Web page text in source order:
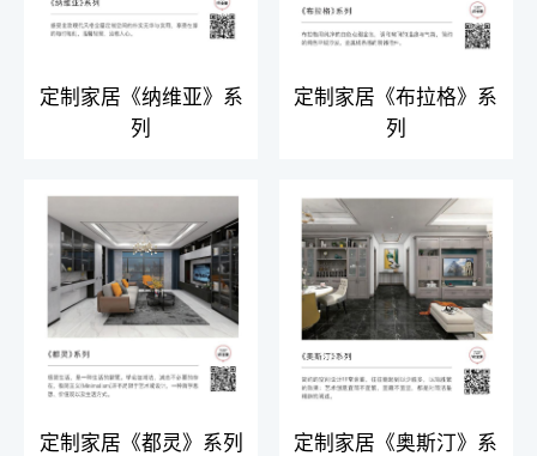
定制家居《纳维亚》系
列
定制家居《布拉格》系
列
定制家居《都灵》系列
定制家居《奥斯汀》系